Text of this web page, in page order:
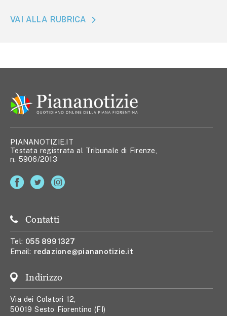
VAI ALLA RUBRICA
PIANANOTIZIE.IT
Testata registrata al Tribunale di Firenze,
n. 5906/2013
Contatti
Tel: 055 8991327
Email: redazione@piananotizie.it
Indirizzo
Via dei Colatori 12,
50019 Sesto Fiorentino (FI)